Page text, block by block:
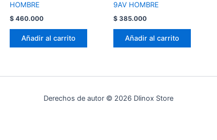
HOMBRE
$ 460.000
Añadir al carrito
9AV HOMBRE
$ 385.000
Añadir al carrito
Derechos de autor © 2026 Dlinox Store